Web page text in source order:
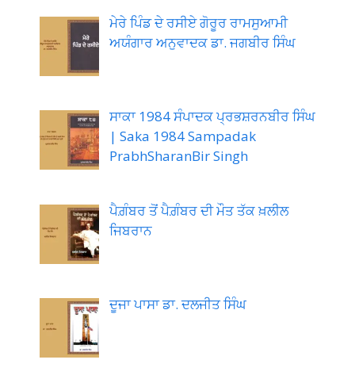
ਮੇਰੇ ਪਿੰਡ ਦੇ ਰਸੀਏ ਗੋਰੂਰ ਰਾਮਸੁਆਮੀ
ਅਯੰਗਾਰ ਅਨੁਵਾਦਕ ਡਾ. ਜਗਬੀਰ ਸਿੰਘ
ਸਾਕਾ 1984 ਸੰਪਾਦਕ ਪ੍ਰਭਸ਼ਰਨਬੀਰ ਸਿੰਘ
| Saka 1984 Sampadak
PrabhSharanBir Singh
ਪੈਗ਼ੰਬਰ ਤੋਂ ਪੈਗ਼ੰਬਰ ਦੀ ਮੌਤ ਤੱਕ ਖ਼ਲੀਲ
ਜਿਬਰਾਨ
ਦੂਜਾ ਪਾਸਾ ਡਾ. ਦਲਜੀਤ ਸਿੰਘ